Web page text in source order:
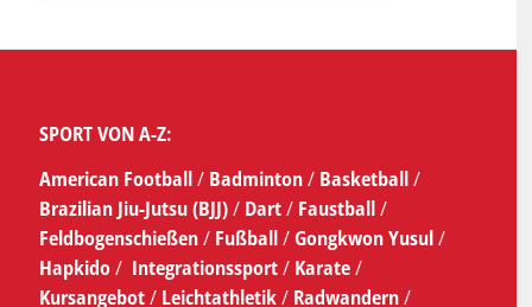
SPORT VON A-Z:
American Football/ Badminton/ Basketball/
Brazilian Jiu-Jutsu (BJJ)/ Dart/ Faustball/
Feldbogenschießen/ Fußball/Gongkwon Yusul/
Hapkido/ Integrationssport/ Karate/
Kursangebot/Leichtathletik/ Radwandern/